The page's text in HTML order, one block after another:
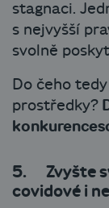
stagnaci.
s nejvyšší
svolně
Do čeho
prostředky?
5. Zvyšte
covidové i